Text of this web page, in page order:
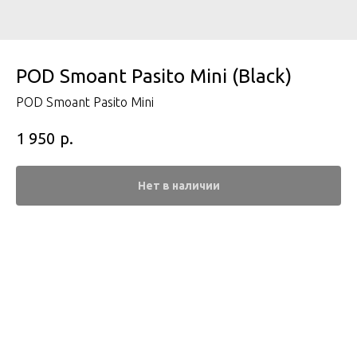
POD Smoant Pasito Mini (Black)
POD Smoant Pasito Mini
1 950 р.
Нет в наличии